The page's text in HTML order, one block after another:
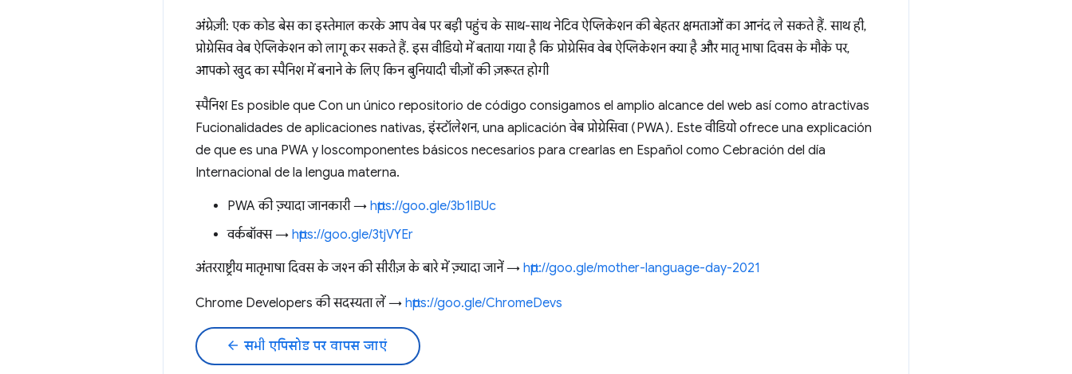
अंग्रेज़ी: एक कोड बेस का इस्तेमाल करके आप वेब पर बड़ी पहुंच के साथ-साथ नेटिव ऐप्लिकेशन की बेहतर क्षमताओं का आनंद ले सकते हैं. साथ ही,
प्रोग्रेसिव वेब ऐप्लिकेशन को लागू कर सकते हैं. इस वीडियो में बताया गया है कि प्रोग्रेसिव वेब ऐप्लिकेशन क्या है और मातृ भाषा दिवस के मौके पर,
आपको खुद का स्पैनिश में बनाने के लिए किन बुनियादी चीज़ों की ज़रूरत होगी
स्पैनिश Es posible que Con un único repositorio de código consigamos el amplio alcance del web así como atractivas
Fucionalidades de aplicaciones nativas, इंस्टॉलेशन, una aplicación वेब प्रोग्रेसिवा (PWA). Este वीडियो ofrece una explicación
de que es una PWA y loscomponentes básicos necesarios para crearlas en Español como Cebración del día
Internacional de la lengua materna.
PWA की ज़्यादा जानकारी → https://goo.gle/3b1lBUc
वर्कबॉक्स → https://goo.gle/3tjVYEr
अंतरराष्ट्रीय मातृभाषा दिवस के जश्न की सीरीज़ के बारे में ज़्यादा जानें → http://goo.gle/mother-language-day-2021
Chrome Developers की सदस्यता लें → https://goo.gle/ChromeDevs
arrow_back सभी एपिसोड पर वापस जाएं